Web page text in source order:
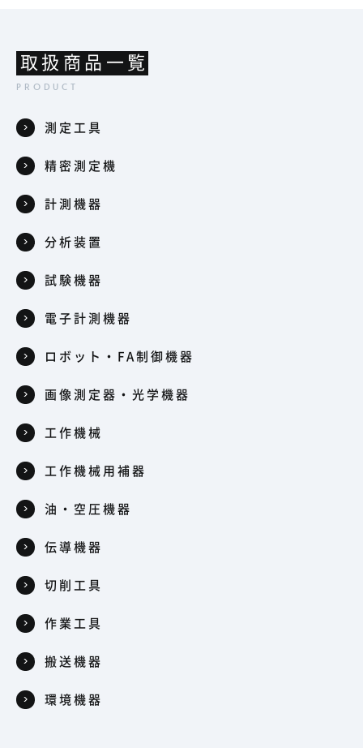
取扱商品一覧
測定工具
精密測定機
計測機器
分析装置
試験機器
電子計測機器
ロボット・FA制御機器
画像測定器・光学機器
工作機械
工作機械用補器
油・空圧機器
伝導機器
切削工具
作業工具
搬送機器
環境機器